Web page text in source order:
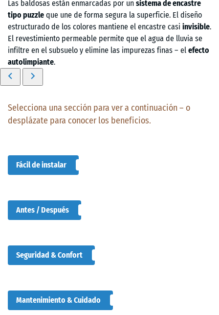
Las baldosas están enmarcadas por un sistema de encastre
tipo puzzle que une de forma segura la superficie. El diseño
estructurado de los colores mantiene el encastre casi invisible.
El revestimiento permeable permite que el agua de lluvia se
infiltre en el subsuelo y elimine las impurezas finas – el efecto
autolimpiante.
Selecciona una sección para ver a continuación – o
desplázate para conocer los beneficios.
Fácil de instalar
Antes / Después
Seguridad & Confort
Mantenimiento & Cuidado